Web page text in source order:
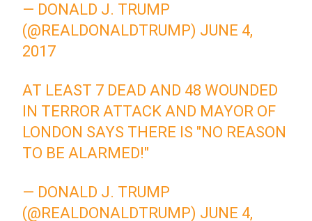
— DONALD J. TRUMP
(@REALDONALDTRUMP) JUNE 4,
2017
AT LEAST 7 DEAD AND 48 WOUNDED
IN TERROR ATTACK AND MAYOR OF
LONDON SAYS THERE IS "NO REASON
TO BE ALARMED!"
— DONALD J. TRUMP
(@REALDONALDTRUMP) JUNE 4,